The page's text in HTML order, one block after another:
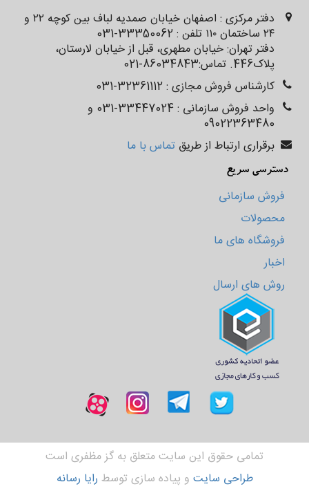
دفتر مرکزی : اصفهان خیابان صمدیه لباف بین کوچه ۲۲ و
۲۴ ساختمان ۱۱۰ تلفن : 33350062-031
دفتر تهران: خیابان مطهری، قبل از خیابان لارستان،
پلاک‌‌‌‌‌‌446. تماس:86034843-021
کارشناس فروش مجازی : 32361112-031
واحد فروش سازمانی : 33447024-031 و
09022363480
برقراری ارتباط از طریق تماس با ما
دسترسی سریع
فروش سازمانی
محصولات
فروشگاه های ما
اخبار
روش های ارسال
تمامی حقوق این سایت متعلق به گز مظفری است
طراحی سایت و پیاده سازی توسط رایا رسانه